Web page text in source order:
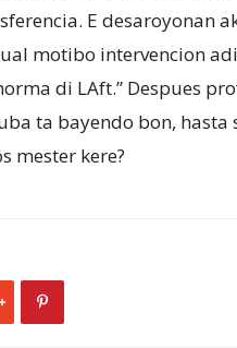
E desaroyonan
motibo intervencion
di LAft.” Despues
ta bayendo bon,
mester kere?